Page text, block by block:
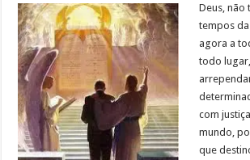
Deus, não
tempos
agora a
todo
com
mundo,
que